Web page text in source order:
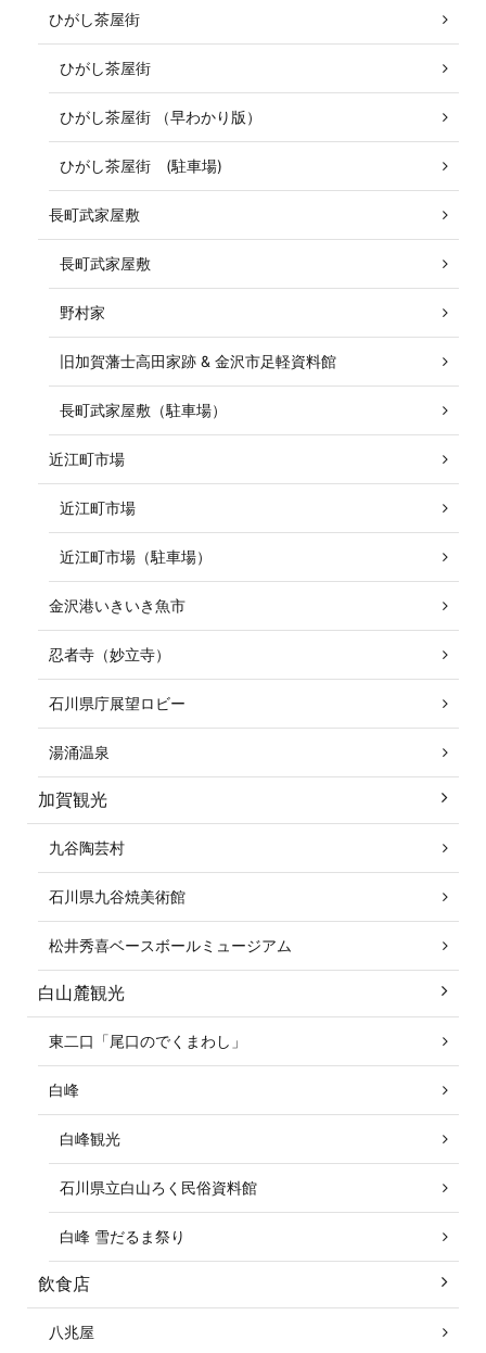
ひがし茶屋街
ひがし茶屋街
ひがし茶屋街 （早わかり版）
ひがし茶屋街 (駐車場)
長町武家屋敷
長町武家屋敷
野村家
旧加賀藩士高田家跡 & 金沢市足軽資料館
長町武家屋敷（駐車場）
近江町市場
近江町市場
近江町市場（駐車場）
金沢港いきいき魚市
忍者寺（妙立寺）
石川県庁展望ロビー
湯涌温泉
加賀観光
九谷陶芸村
石川県九谷焼美術館
松井秀喜ベースボールミュージアム
白山麓観光
東二口「尾口のでくまわし」
白峰
白峰観光
石川県立白山ろく民俗資料館
白峰 雪だるま祭り
飲食店
八兆屋